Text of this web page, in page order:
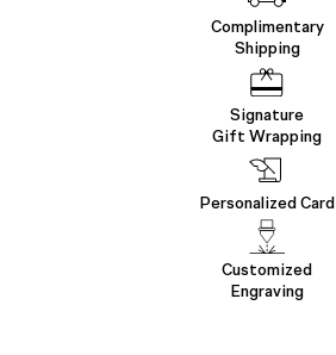
Complimentary
Shipping
Signature
Gift Wrapping
Personalized Card
Customized
Engraving